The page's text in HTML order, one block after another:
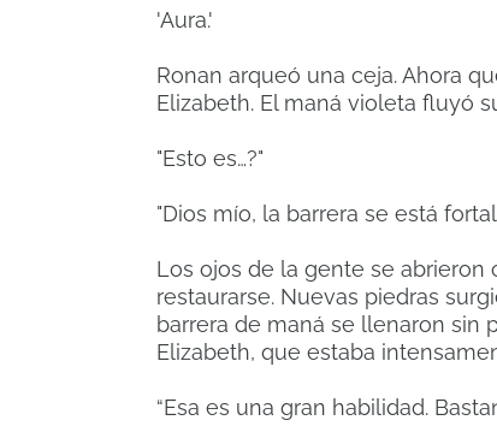
'Aura.'
Ronan arqueó una ceja. Ahora
Elizabeth. El maná violeta fluyó
"Esto es…?"
"Dios mío, la barrera se está
Los ojos de la gente se abrieron
restaurarse. Nuevas piedras
barrera de maná se llenaron sin
Elizabeth, que estaba
“Esa es una gran habilidad.